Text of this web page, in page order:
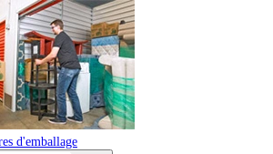
d'emballage